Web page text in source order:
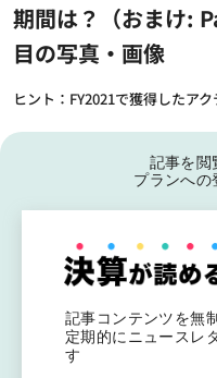
期間は？（おまけ:
目の写真・画像
ヒント：FY2021で獲得したア
記事を閲
プランへの
記事コンテンツを無
定期的にニュースレ
す